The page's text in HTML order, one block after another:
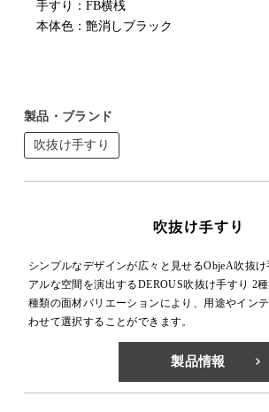
手すり：FB横桟
本体色：艶消しブラック
製品・ブランド
吹抜け手すり
シンプルなデザインが広々と見せるObjeA吹抜
アルな空間を演出するDEROUS吹抜け手すり 2
種類の面材バリエーションにより、用途やイン
わせて選択することができます。
製品情報